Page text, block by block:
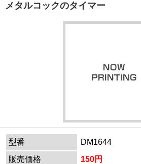
メタルコックのタイマー
型番
DM1644
販売価格
150円